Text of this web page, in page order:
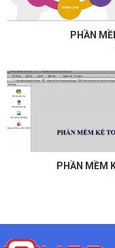
PHẦN
PHẦN MỀM